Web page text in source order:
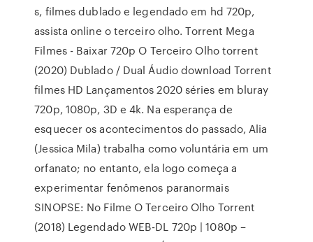
s, filmes dublado e legendado em hd 720p,
assista online o terceiro olho. Torrent Mega
Filmes - Baixar 720p O Terceiro Olho torrent
(2020) Dublado / Dual Áudio download Torrent
filmes HD Lançamentos 2020 séries em bluray
720p, 1080p, 3D e 4k. Na esperança de
esquecer os acontecimentos do passado, Alia
(Jessica Mila) trabalha como voluntária em um
orfanato; no entanto, ela logo começa a
experimentar fenômenos paranormais
SINOPSE: No Filme O Terceiro Olho Torrent
(2018) Legendado WEB-DL 720p | 1080p –